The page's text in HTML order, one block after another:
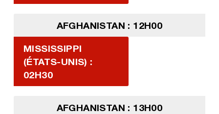
AFGHANISTAN : 12H00
MISSISSIPPI
(ÉTATS-UNIS) :
02H30
AFGHANISTAN : 13H00